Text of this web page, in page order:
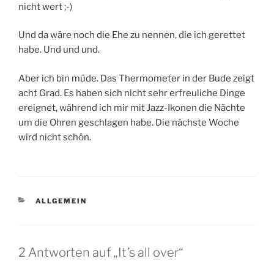
nicht wert ;-)
Und da wäre noch die Ehe zu nennen, die ich gerettet
habe. Und und und.
Aber ich bin müde. Das Thermometer in der Bude zeigt
acht Grad. Es haben sich nicht sehr erfreuliche Dinge
ereignet, während ich mir mit Jazz-Ikonen die Nächte
um die Ohren geschlagen habe. Die nächste Woche
wird nicht schön.
KATEGORIEN
ALLGEMEIN
2 Antworten auf „It’s all over“